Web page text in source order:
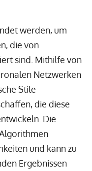
werden, um
die von
sind. Mithilfe von
Netzwerken
Stile
die diese
Die
und kann zu
Ergebnissen